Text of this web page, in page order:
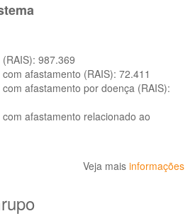
987.369
afastamento (RAIS): 72.411
afastamento por doença (RAIS):
afastamento relacionado ao
Veja mais informações